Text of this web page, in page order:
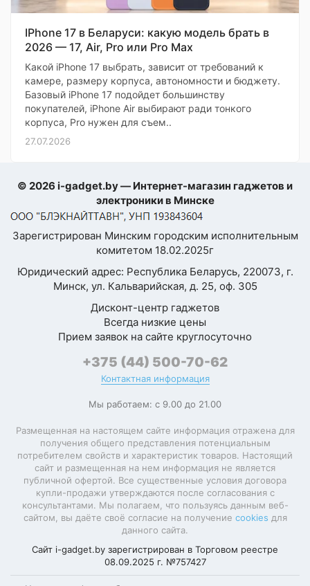
IPhone 17 в Беларуси: какую модель брать в
2026 — 17, Air, Pro или Pro Max
Какой iPhone 17 выбрать, зависит от требований к
камере, размеру корпуса, автономности и бюджету.
Базовый iPhone 17 подойдет большинству
покупателей, iPhone Air выбирают ради тонкого
корпуса, Pro нужен для съем..
27.07.2026
© 2026 i-gadget.by — Интернет-магазин гаджетов и
электроники в Минске
Зарегистрирован Минским городским исполнительным
комитетом 18.02.2025г
Юридический адрес: Республика Беларусь, 220073, г.
Минск, ул. Кальварийская, д. 25, оф. 305
Дисконт-центр гаджетов
Всегда низкие цены
Прием заявок на сайте круглосуточно
+375 (44) 500-70-62
Контактная информация
Мы работаем: с 9.00 до 21.00
Размещенная на настоящем сайте информация отражена для
получения общего представления потенциальным
потребителем свойств и характеристик товаров. Настоящий
сайт и размещенная на нем информация не является
публичной офертой. Все существенные условия договора
купли-продажи утверждаются после согласования с
консультантами. Мы полагаем, что пользуясь данным веб-
сайтом, вы даёте своё согласие на получение cookies для
данного сайта.
Сайт i-gadget.by зарегистрирован в Торговом реестре
08.09.2025 г. №757427